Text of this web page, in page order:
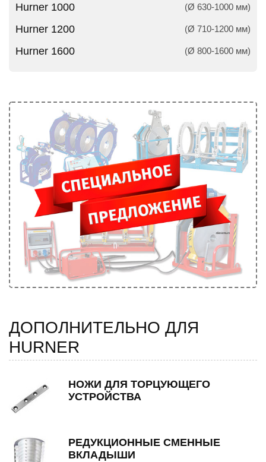
Hurner 1000 (Ø 630-1000 мм)
Hurner 1200 (Ø 710-1200 мм)
Hurner 1600 (Ø 800-1600 мм)
ДОПОЛНИТЕЛЬНО ДЛЯ
HURNER
НОЖИ ДЛЯ ТОРЦУЮЩЕГО
УСТРОЙСТВА
РЕДУКЦИОННЫЕ СМЕННЫЕ
ВКЛАДЫШИ